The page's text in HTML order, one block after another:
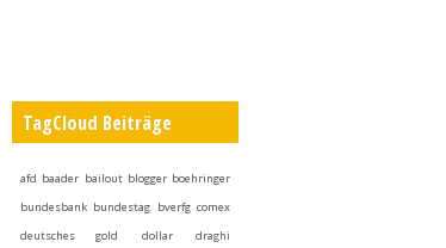
TagCloud Beiträge
afd baader bailout blogger boehringer
bundesbank bundestag bverfg comex
deutsches gold
dollar
draghi